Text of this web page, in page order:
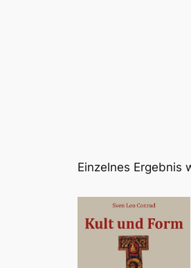
Einzelnes Ergebnis